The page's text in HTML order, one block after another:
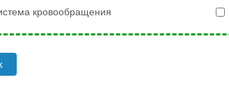
кровообращения